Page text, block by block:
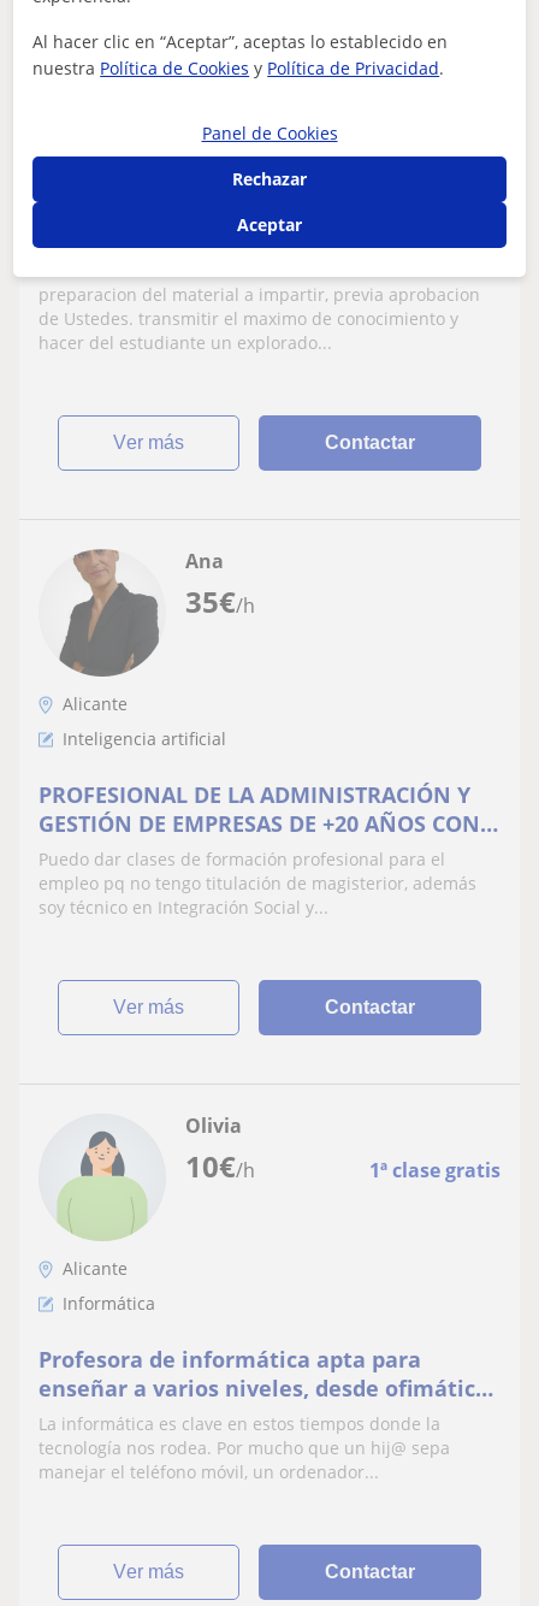
12€/h
ingeniero en informatica, pedagogia en
las normas que indiquen.
preparacion del material a impartir, previa aprobacion
de Ustedes. transmitir el maximo de conocimiento y
hacer del estudiante un explorado...
ver más Contactar
35€/h
Ana
Alicante
Inteligencia artificial
PROFESIONAL DE LA ADMINISTRACIÓN Y
GESTIÓN DE EMPRESAS DE +20 AÑOS CON
TITULACIÓN DOCENTE PARA LA FPE
(certificado profesional)
Puedo dar clases de formación profesional para el
empleo pq no tengo titulación de magisterior, además
soy técnico en Integración Social y...
ver más Contactar
10€/h 1ª clase gratis
Olivia
Alicante
Informática
Profesora de informática apta para
enseñar a varios niveles, desde ofimática
básica hasta niveles avanzados.
La informática es clave en estos tiempos donde la
tecnología nos rodea. Por mucho que un hij@ sepa
manejar el teléfono móvil, un ordenador...
ver más Contactar
Al hacer clic en “Aceptar”, aceptas lo establecido en
nuestra Política de Cookies y Política de Privacidad.
Panel de Cookies
Rechazar
Aceptar